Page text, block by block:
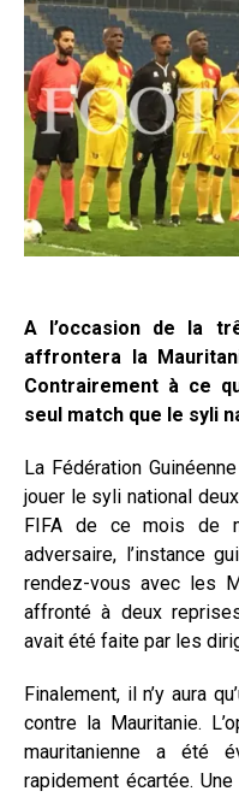
A l’occasion de la
affrontera la
Contrairement à ce
seul match que le syli
La Fédération
jouer le syli national
FIFA de ce mois de
adversaire, l’instance
rendez-vous avec les
affronté à deux
avait été faite par les
Finalement, il n’y aura
contre la Mauritanie.
mauritanienne a été
rapidement écartée.